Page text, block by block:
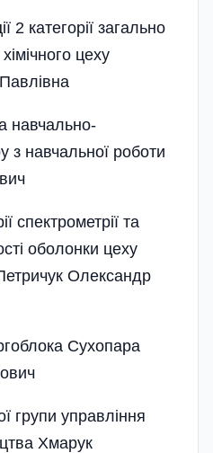
2 категорії загально
цеху
навчально-
з навчальної роботи
спектрометрії та
оболонки цеху
Олександр
Сухопара
групи управління
Хмарук